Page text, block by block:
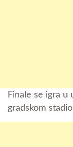
Finale se igra u
gradskom